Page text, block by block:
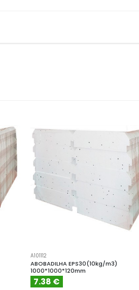
A101112
ABOBADILHA EPS30(10kg/m3)
1000*1000*120mm
7.38 €